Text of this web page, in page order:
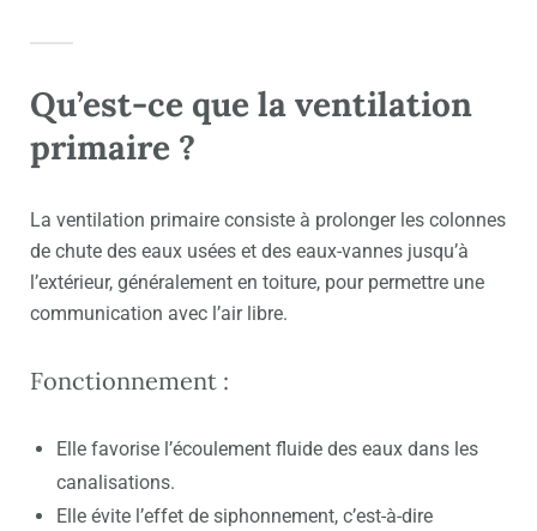
Qu’est-ce que la ventilation
primaire ?
La ventilation primaire consiste à prolonger les colonnes
de chute des eaux usées et des eaux-vannes jusqu’à
l’extérieur, généralement en toiture, pour permettre une
communication avec l’air libre.
Fonctionnement :
Elle favorise l’écoulement fluide des eaux dans les
canalisations.
Elle évite l’effet de siphonnement, c’est-à-dire